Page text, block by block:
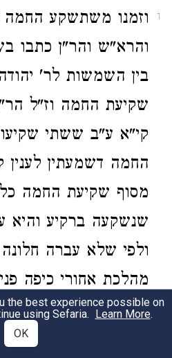
1
וזמנו משתשקע החמה
והרא"ש והר"ן כתבו
בין השמשות לר'
שקיעת החמה וז"ל
קי"א ע"ב ששתי
החמה דשמעתין לענין
מסוף שקיעת החמה
שנשקעה ברקיע והיא
ולפי שלא עברה חלונה
מהלכת אחורי כיפה
נגד מקומה והשקיעת
שהיה טמא דקאמר ר'
the best experience possible on
using Sefaria. Learn More.
OK